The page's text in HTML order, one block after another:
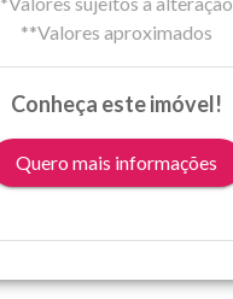
**Valores aproximados
Conheça este imóvel!
Quero mais informações